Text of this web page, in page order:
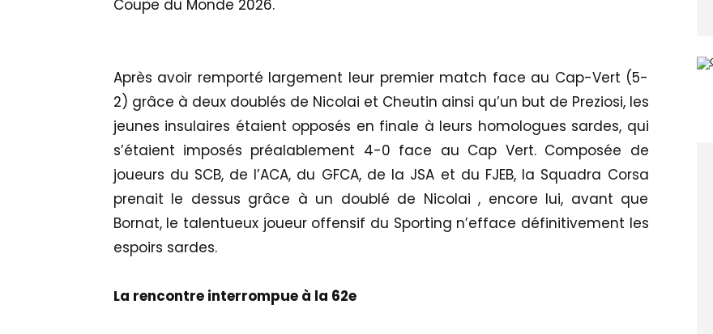
Coupe du Monde 2026.
Après avoir remporté largement leur premier match face au Cap-Vert (5-
2) grâce à deux doublés de Nicolai et Cheutin ainsi qu’un but de Preziosi, les
jeunes insulaires étaient opposés en finale à leurs homologues sardes, qui
s’étaient imposés préalablement 4-0 face au Cap Vert. Composée de
joueurs du SCB, de l’ACA, du GFCA, de la JSA et du FJEB, la Squadra Corsa
prenait le dessus grâce à un doublé de Nicolai , encore lui, avant que
Bornat, le talentueux joueur offensif du Sporting n’efface définitivement les
espoirs sardes.
La rencontre interrompue à la 62e